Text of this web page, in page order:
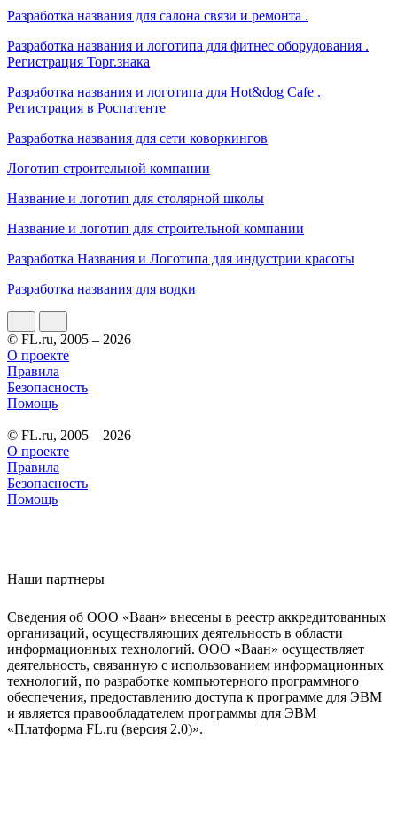
Разработка названия для салона связи и ремонта .
Разработка названия и логотипа для фитнес оборудования .
Регистрация Торг.знака
Разработка названия и логотипа для Hot&dog Cafe .
Регистрация в Роспатенте
Разработка названия для сети коворкингов
Логотип строительной компании
Название и логотип для столярной школы
Название и логотип для строительной компании
Разработка Названия и Логотипа для индустрии красоты
Разработка названия для водки
© FL.ru, 2005 – 2026
О проекте
Правила
Безопасность
Помощь
© FL.ru, 2005 – 2026
О проекте
Правила
Безопасность
Помощь
Наши партнеры
Сведения об ООО «Ваан» внесены в реестр аккредитованных
организаций, осуществляющих деятельность в области
информационных технологий. ООО «Ваан» осуществляет
деятельность, связанную с использованием информационных
технологий, по разработке компьютерного программного
обеспечения, предоставлению доступа к программе для ЭВМ
и является правообладателем программы для ЭВМ
«Платформа FL.ru (версия 2.0)».